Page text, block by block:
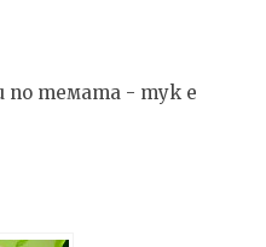
по темата - тук е